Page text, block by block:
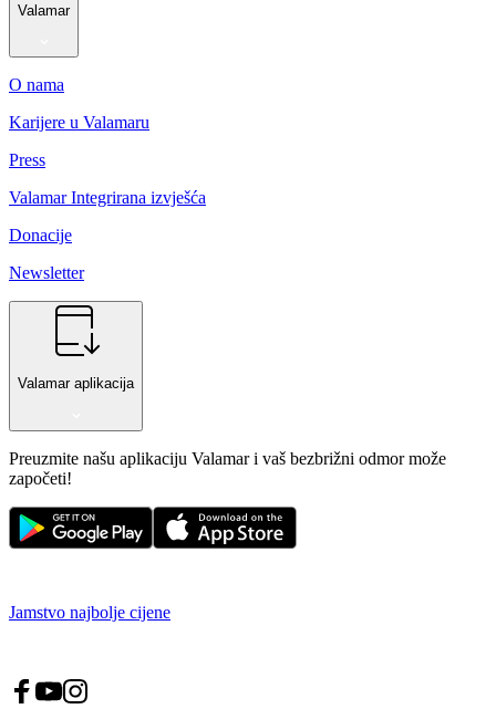
Valamar
O nama
Karijere u Valamaru
Press
Valamar Integrirana izvješća
Donacije
Newsletter
Valamar aplikacija
Preuzmite našu aplikaciju Valamar i vaš bezbrižni odmor može
započeti!
Jamstvo najbolje cijene